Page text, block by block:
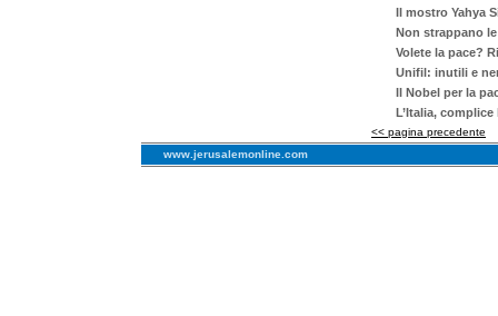
Il mostro Yahya
Non strappano
Volete la pace?
Unifil: inutili e
Il Nobel per la
L’Italia,
<< pagina precedente
www.jerusalemonline.com